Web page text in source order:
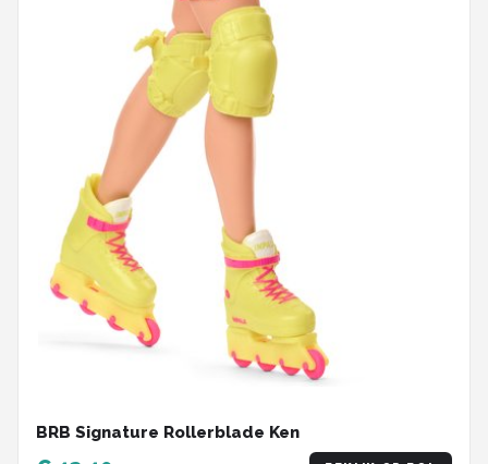
BRB Signature Rollerblade Ken